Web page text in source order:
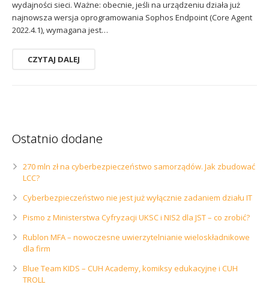
wydajności sieci. Ważne: obecnie, jeśli na urządzeniu działa już
najnowsza wersja oprogramowania Sophos Endpoint (Core Agent
2022.4.1), wymagana jest…
CZYTAJ DALEJ
Ostatnio dodane
270 mln zł na cyberbezpieczeństwo samorządów. Jak zbudować
LCC?
Cyberbezpieczeństwo nie jest już wyłącznie zadaniem działu IT
Pismo z Ministerstwa Cyfryzacji UKSC i NIS2 dla JST – co zrobić?
Rublon MFA – nowoczesne uwierzytelnianie wieloskładnikowe
dla firm
Blue Team KIDS – CUH Academy, komiksy edukacyjne i CUH
TROLL